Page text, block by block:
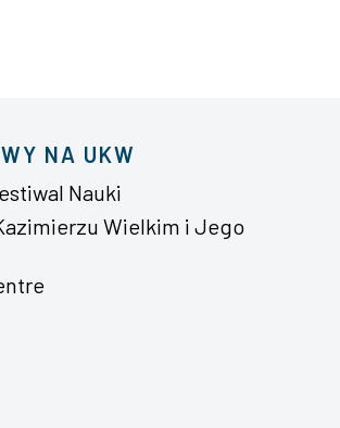
NA UKW
Nauki
Wielkim i Jego